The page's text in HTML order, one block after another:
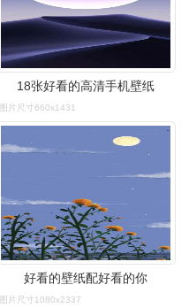
18张好看的高清手机壁纸
图片尺寸660x1431
好看的壁纸配好看的你
图片尺寸1080x2337